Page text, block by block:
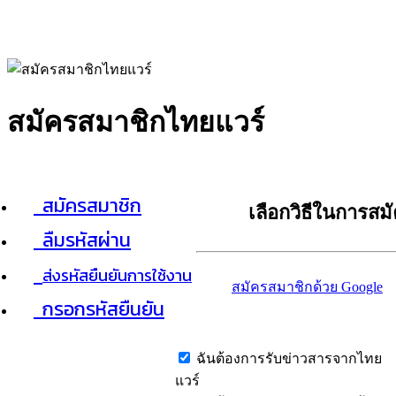
สมัครสมาชิกไทยแวร์
สมัครสมาชิก
ลืมรหัสผ่าน
ส่งรหัสยืนยันการใช้งาน
กรอกรหัสยืนยัน
เลือกวิธีในการส
สมัครสมาชิกด้วย Google
ฉันต้องการรับข่าวสารจากไทย
แวร์